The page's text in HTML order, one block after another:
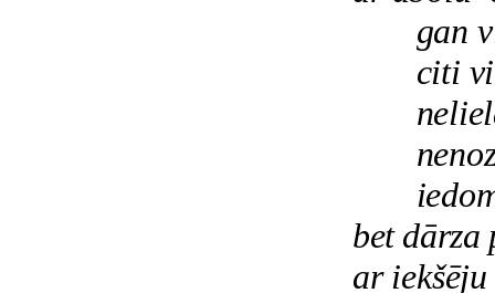
gan
citi
bet dārza
ar